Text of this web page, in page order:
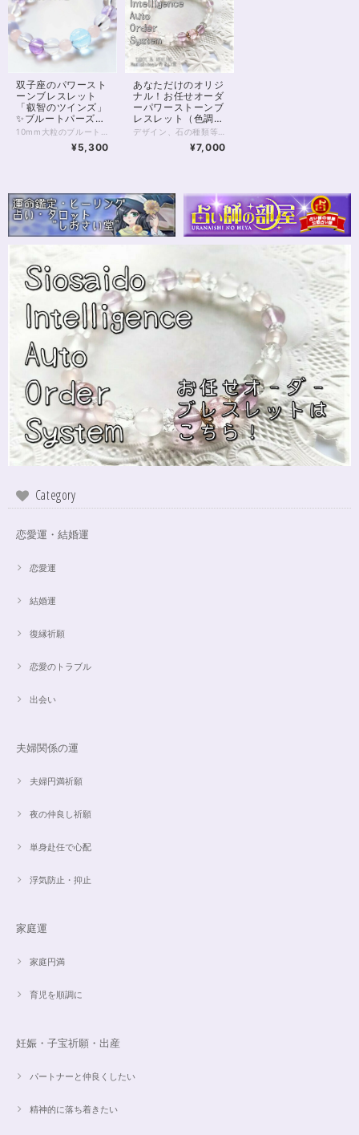
双子座のパワースト
ーンブレスレット
「叡智のツインズ」
✨ブルートパーズ＆
シトリン15.5cm
¥5,300
あなただけのオリジ
ナル！お任せオーダ
ーパワーストーンブ
レスレット（色調選
択可）
¥7,000
Category
恋愛運・結婚運
恋愛運
結婚運
復縁祈願
恋愛のトラブル
出会い
夫婦関係の運
夫婦円満祈願
夜の仲良し祈願
単身赴任で心配
浮気防止・抑止
家庭運
家庭円満
育児を順調に
妊娠・子宝祈願・出産
パートナーと仲良くしたい
精神的に落ち着きたい